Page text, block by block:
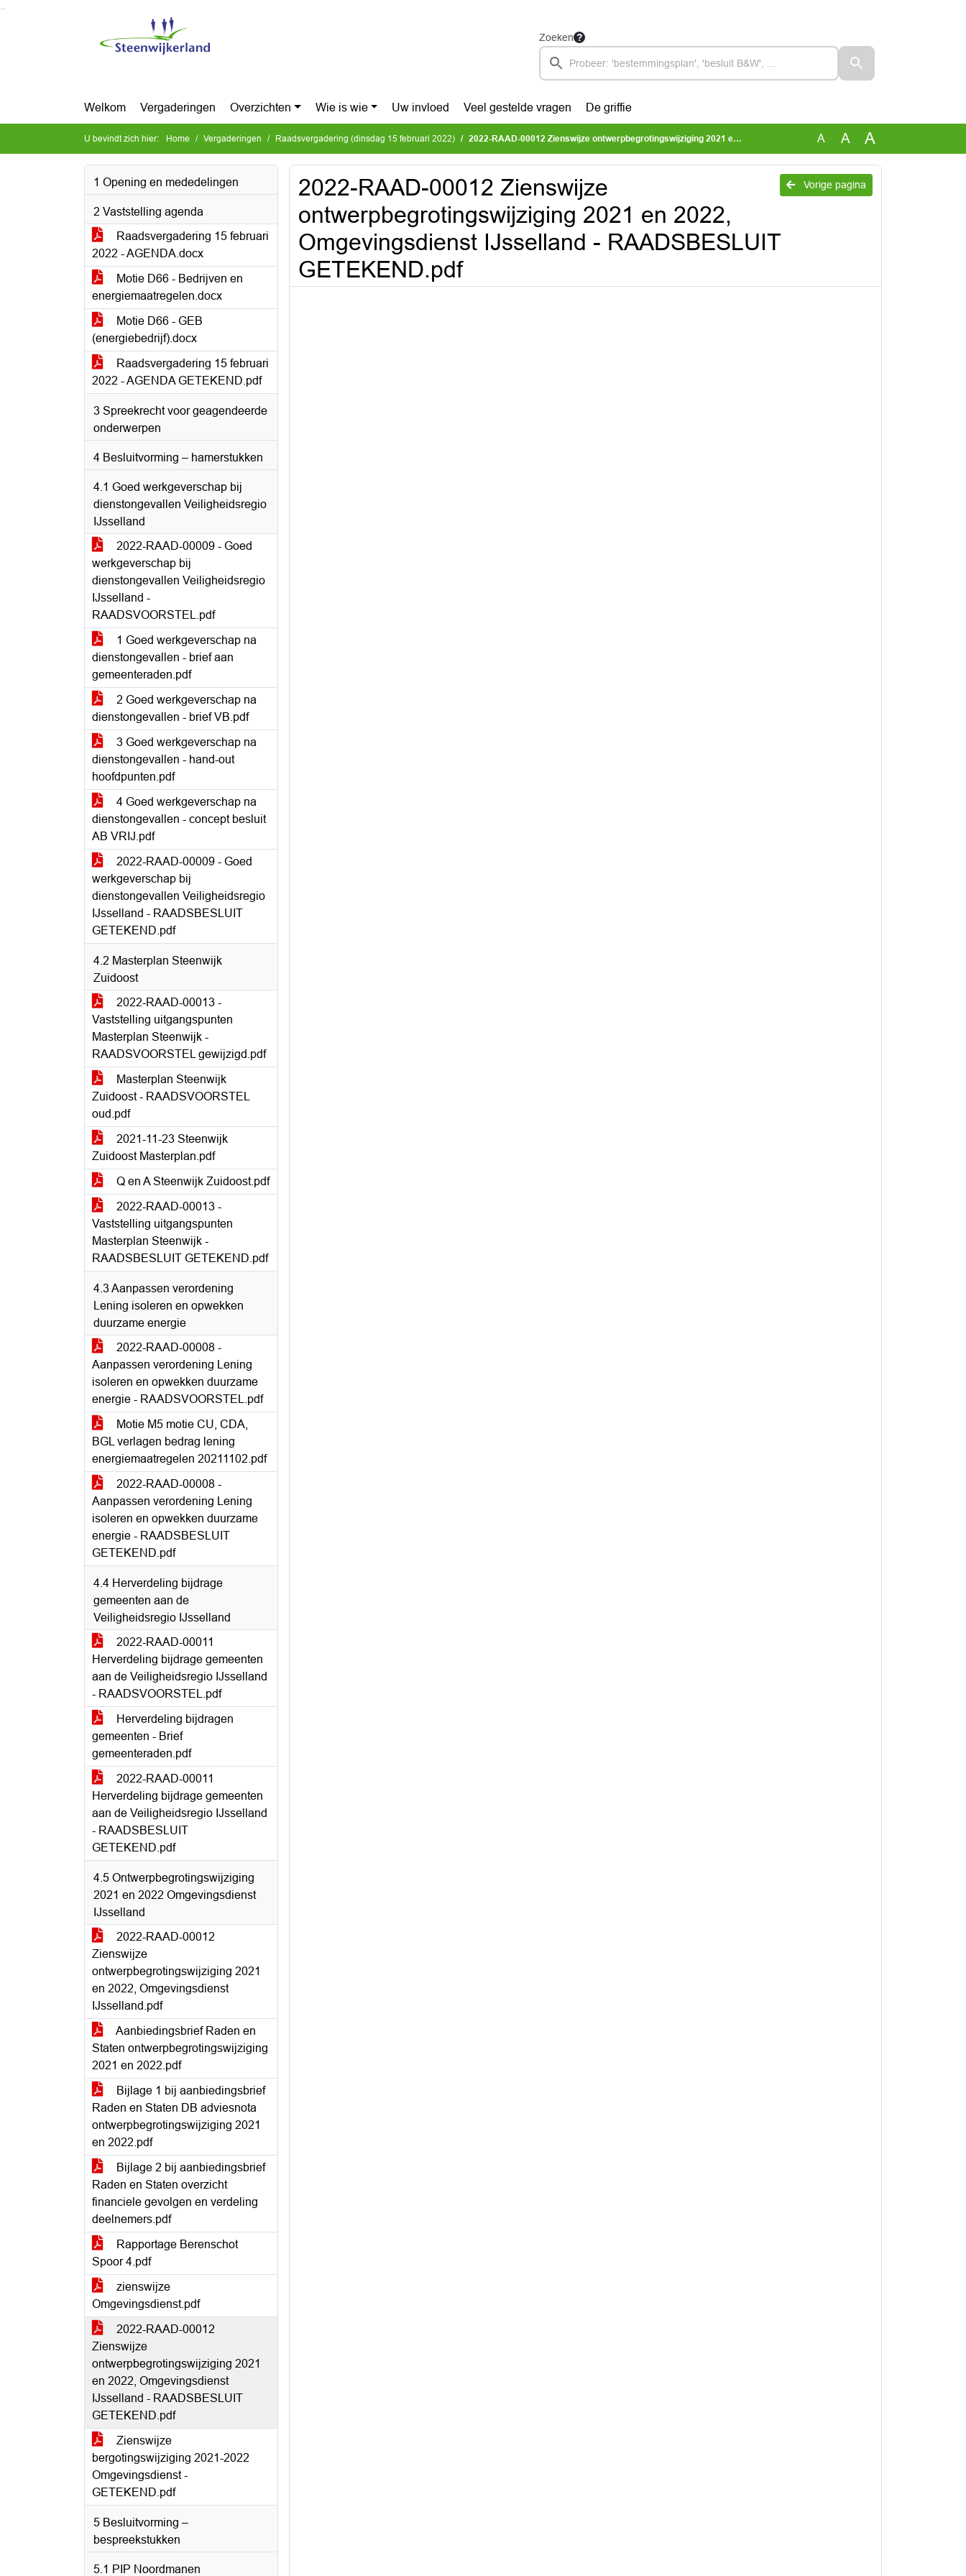
Ga naar de inhoud van deze pagina
Zoeken
Welkom Vergaderingen Overzichten Wie is wie Uw invloed Veel gestelde vragen De griffie
U bevindt zich hier: Home Vergaderingen Raadsvergadering (dinsdag 15 februari 2022) 2022-RAAD-00012 Zienswijze ontwerpbegrotingswijziging 2021 en 2022, Omgevingsdienst IJsselland - RAADSBESLUIT GETEKEND.pdf A A A
1 Opening en mededelingen
2 Vaststelling agenda
Raadsvergadering 15 februari
2022 - AGENDA.docx
Motie D66 - Bedrijven en
energiemaatregelen.docx
Motie D66 - GEB
(energiebedrijf).docx
Raadsvergadering 15 februari
2022 - AGENDA GETEKEND.pdf
3 Spreekrecht voor geagendeerde
onderwerpen
4 Besluitvorming – hamerstukken
4.1 Goed werkgeverschap bij
dienstongevallen Veiligheidsregio
IJsselland
2022-RAAD-00009 - Goed
werkgeverschap bij
dienstongevallen Veiligheidsregio
IJsselland -
RAADSVOORSTEL.pdf
1 Goed werkgeverschap na
dienstongevallen - brief aan
gemeenteraden.pdf
2 Goed werkgeverschap na
dienstongevallen - brief VB.pdf
3 Goed werkgeverschap na
dienstongevallen - hand-out
hoofdpunten.pdf
4 Goed werkgeverschap na
dienstongevallen - concept besluit
AB VRIJ.pdf
2022-RAAD-00009 - Goed
werkgeverschap bij
dienstongevallen Veiligheidsregio
IJsselland - RAADSBESLUIT
GETEKEND.pdf
4.2 Masterplan Steenwijk
Zuidoost
2022-RAAD-00013 -
Vaststelling uitgangspunten
Masterplan Steenwijk -
RAADSVOORSTEL gewijzigd.pdf
Masterplan Steenwijk
Zuidoost - RAADSVOORSTEL
oud.pdf
2021-11-23 Steenwijk
Zuidoost Masterplan.pdf
Q en A Steenwijk Zuidoost.pdf
2022-RAAD-00013 -
Vaststelling uitgangspunten
Masterplan Steenwijk -
RAADSBESLUIT GETEKEND.pdf
4.3 Aanpassen verordening
Lening isoleren en opwekken
duurzame energie
2022-RAAD-00008 -
Aanpassen verordening Lening
isoleren en opwekken duurzame
energie - RAADSVOORSTEL.pdf
Motie M5 motie CU, CDA,
BGL verlagen bedrag lening
energiemaatregelen 20211102.pdf
2022-RAAD-00008 -
Aanpassen verordening Lening
isoleren en opwekken duurzame
energie - RAADSBESLUIT
GETEKEND.pdf
4.4 Herverdeling bijdrage
gemeenten aan de
Veiligheidsregio IJsselland
2022-RAAD-00011
Herverdeling bijdrage gemeenten
aan de Veiligheidsregio IJsselland
- RAADSVOORSTEL.pdf
Herverdeling bijdragen
gemeenten - Brief
gemeenteraden.pdf
2022-RAAD-00011
Herverdeling bijdrage gemeenten
aan de Veiligheidsregio IJsselland
- RAADSBESLUIT
GETEKEND.pdf
4.5 Ontwerpbegrotingswijziging
2021 en 2022 Omgevingsdienst
IJsselland
2022-RAAD-00012
Zienswijze
ontwerpbegrotingswijziging 2021
en 2022, Omgevingsdienst
IJsselland.pdf
Aanbiedingsbrief Raden en
Staten ontwerpbegrotingswijziging
2021 en 2022.pdf
Bijlage 1 bij aanbiedingsbrief
Raden en Staten DB adviesnota
ontwerpbegrotingswijziging 2021
en 2022.pdf
Bijlage 2 bij aanbiedingsbrief
Raden en Staten overzicht
financiele gevolgen en verdeling
deelnemers.pdf
Rapportage Berenschot
Spoor 4.pdf
zienswijze
Omgevingsdienst.pdf
2022-RAAD-00012
Zienswijze
ontwerpbegrotingswijziging 2021
en 2022, Omgevingsdienst
IJsselland - RAADSBESLUIT
GETEKEND.pdf
Zienswijze
bergotingswijziging 2021-2022
Omgevingsdienst -
GETEKEND.pdf
5 Besluitvorming –
bespreekstukken
5.1 PIP Noordmanen
Vorige pagina
2022-RAAD-00012 Zienswijze
ontwerpbegrotingswijziging 2021 en 2022,
Omgevingsdienst IJsselland - RAADSBESLUIT
GETEKEND.pdf